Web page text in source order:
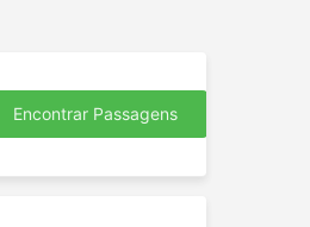
Encontrar Passagens